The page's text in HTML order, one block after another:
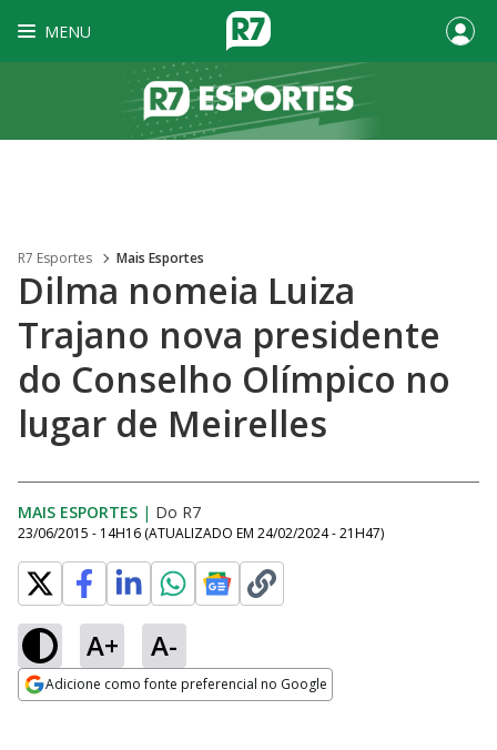
MENU
R7 Esportes Mais Esportes
Dilma nomeia Luiza
Trajano nova presidente
do Conselho Olímpico no
lugar de Meirelles
MAIS ESPORTES | Do R7
23/06/2015 - 14H16 (ATUALIZADO EM 24/02/2024 - 21H47)
A+ A-
Adicione como fonte preferencial no Google